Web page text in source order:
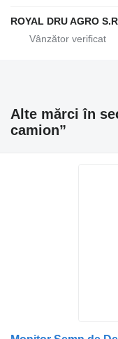
ROYAL DRU AGRO
Alte mărci în
camion”